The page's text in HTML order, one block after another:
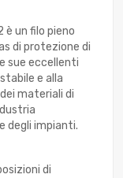
è un filo pieno
di protezione di
sue eccellenti
e alla
materiali di
degli impianti.
di